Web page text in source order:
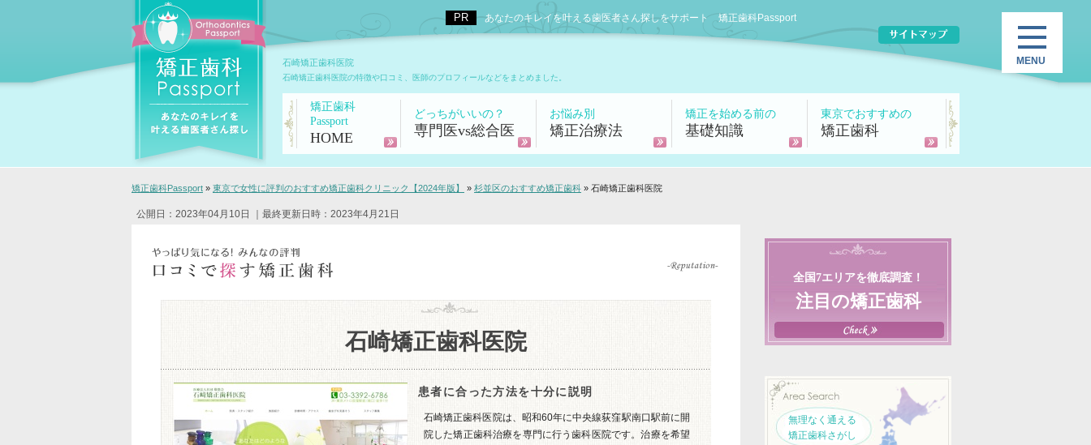
あなたのキレイを叶える歯医者さん探しをサポート 矯正歯科Passport
石崎矯正歯科医院
石崎矯正歯科医院の特徴や口コミ、医師のプロフィールなどをまとめました。
矯正歯科
Passport
HOME
どっちがいいの？
専門医vs総合医
お悩み別
矯正治療法
矯正を始める前の
基礎知識
東京でおすすめの
矯正歯科
矯正歯科Passport » 東京で女性に評判のおすすめ矯正歯科クリニック【2024年版】 » 杉並区のおすすめ矯正歯科 » 石崎矯正歯科医院
公開日：2023年04月10日 ｜最終更新日時：2023年4月21日
石崎矯正歯科医院
患者に合った方法を十分に説明
石崎矯正歯科医院は、昭和60年に中央線荻窪駅南口駅前に開
院した矯正歯科治療を専門に行う歯科医院です。治療を希望
全国7エリアを徹底調査！
注目の矯正歯科
無理なく通える
矯正歯科さがし